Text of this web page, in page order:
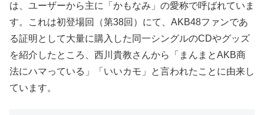
は、ユーザーから主に「かもなみ」の愛称で呼ばれていま
す。これは初登場回（第38回）にて、AKB48ファンであ
る証明として大量に購入した同一シングルのCDやグッズ
を紹介したところ、西川貴教さんから「まんまとAKB商
法にハマっている」「いいカモ」と言われたことに由来し
ています。